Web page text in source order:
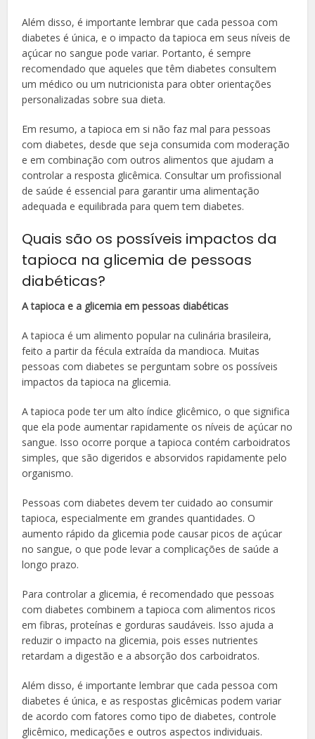
Além disso, é importante lembrar que cada pessoa com
diabetes é única, e o impacto da tapioca em seus níveis de
açúcar no sangue pode variar. Portanto, é sempre
recomendado que aqueles que têm diabetes consultem
um médico ou um nutricionista para obter orientações
personalizadas sobre sua dieta.
Em resumo, a tapioca em si não faz mal para pessoas
com diabetes, desde que seja consumida com moderação
e em combinação com outros alimentos que ajudam a
controlar a resposta glicêmica. Consultar um profissional
de saúde é essencial para garantir uma alimentação
adequada e equilibrada para quem tem diabetes.
Quais são os possíveis impactos da
tapioca na glicemia de pessoas
diabéticas?
A tapioca e a glicemia em pessoas diabéticas
A tapioca é um alimento popular na culinária brasileira,
feito a partir da fécula extraída da mandioca. Muitas
pessoas com diabetes se perguntam sobre os possíveis
impactos da tapioca na glicemia.
A tapioca pode ter um alto índice glicêmico, o que significa
que ela pode aumentar rapidamente os níveis de açúcar no
sangue. Isso ocorre porque a tapioca contém carboidratos
simples, que são digeridos e absorvidos rapidamente pelo
organismo.
Pessoas com diabetes devem ter cuidado ao consumir
tapioca, especialmente em grandes quantidades. O
aumento rápido da glicemia pode causar picos de açúcar
no sangue, o que pode levar a complicações de saúde a
longo prazo.
Para controlar a glicemia, é recomendado que pessoas
com diabetes combinem a tapioca com alimentos ricos
em fibras, proteínas e gorduras saudáveis. Isso ajuda a
reduzir o impacto na glicemia, pois esses nutrientes
retardam a digestão e a absorção dos carboidratos.
Além disso, é importante lembrar que cada pessoa com
diabetes é única, e as respostas glicêmicas podem variar
de acordo com fatores como tipo de diabetes, controle
glicêmico, medicações e outros aspectos individuais.